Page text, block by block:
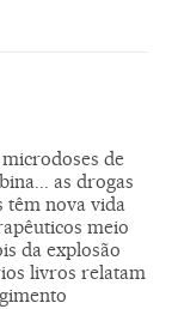
de
as drogas
têm nova vida
meio
da explosão
livros relatam